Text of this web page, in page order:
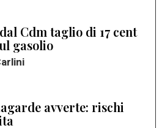
Cdm taglio di 17 cent
gasolio
avverte: rischi